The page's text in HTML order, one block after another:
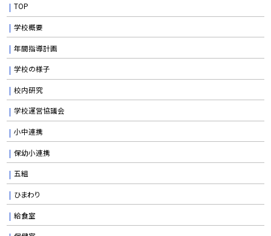
TOP
学校概要
年間指導計画
学校の様子
校内研究
学校運営協議会
小中連携
保幼小連携
五組
ひまわり
給食室